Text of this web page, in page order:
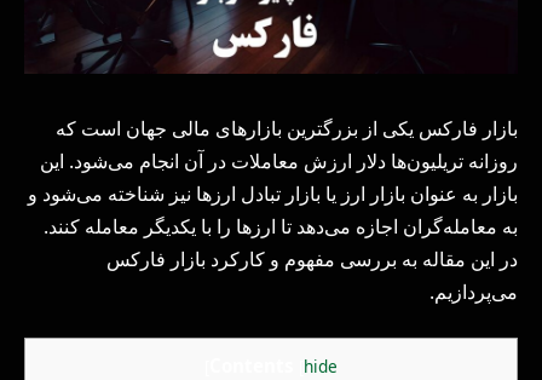
بازار فارکس یکی از بزرگترین بازارهای مالی جهان است که
روزانه تریلیون‌ها دلار ارزش معاملات در آن انجام می‌شود. این
بازار به عنوان بازار ارز یا بازار تبادل ارزها نیز شناخته می‌شود و
به معامله‌گران اجازه می‌دهد تا ارزها را با یکدیگر معامله کنند.
در این مقاله به بررسی مفهوم و کارکرد بازار فارکس
می‌پردازیم.
hide